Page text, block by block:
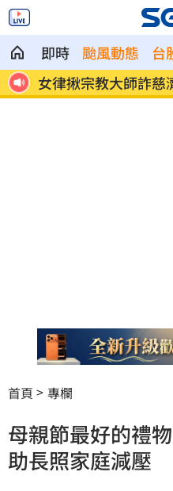
即時 颱風動態 台
驟
女律揪宗教大師詐慈
堆
首頁 專欄
母親節最好的禮
助長照家庭減壓